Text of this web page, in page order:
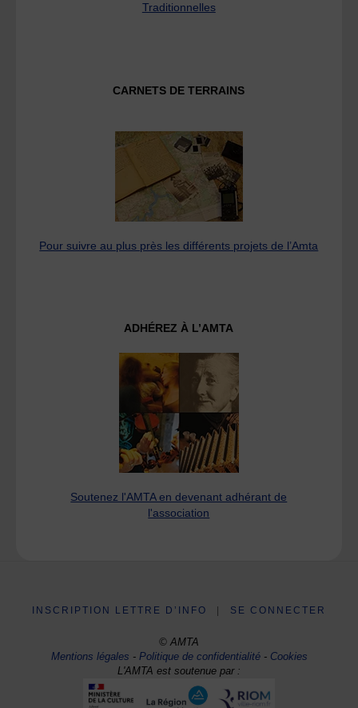
Traditionnelles
CARNETS DE TERRAINS
Pour suivre au plus près les différents projets de l’Amta
ADHÉREZ À L’AMTA
Soutenez l'AMTA en devenant adhérant de
l'association
INSCRIPTION LETTRE D’INFO SE CONNECTER
© AMTA
Mentions légales -Politique de confidentialité- Cookies
L'AMTA est soutenue par :